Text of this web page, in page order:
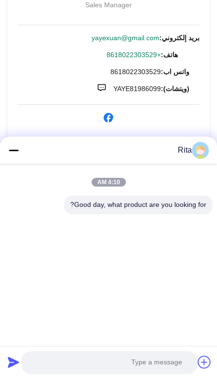
Sales Manager
بريد إلكتروني:yayexuan@gmail.com
هاتف:+8618022303529
واتس اب:8618022303529
(ويتشات):YAYE81986099
Copyright © 2024-2026 Guangzhou Yaye Cross Border E-Commerce Co.,
Ltd.. جميع الحقوق محفوظة
Rita
4:10 AM
Good day, what product are you looking for?